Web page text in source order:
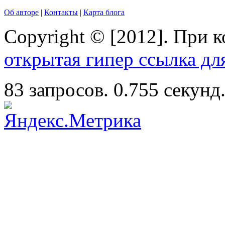
Об авторе | Контакты | Карта блога
Copyright © [2012]. При
открытая гипер ссылка
83 запросов. 0.755 секунд.